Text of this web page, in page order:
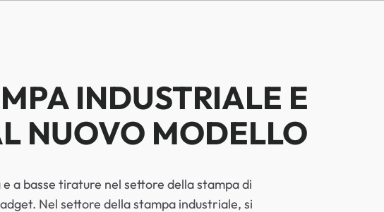
INDUSTRIALE E
NUOVO MODELLO
a basse tirature nel settore della stampa di
Nel settore della stampa industriale, si